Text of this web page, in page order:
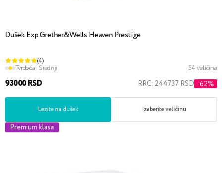
Dušek Exp Grether&Wells Heaven Prestige
(4)
Tvrdoća: Srednji 54 veličina
93000 RSD RRC: 244737 RSD -62%
Lezite na dušek Izaberite veličinu
Premium klasa